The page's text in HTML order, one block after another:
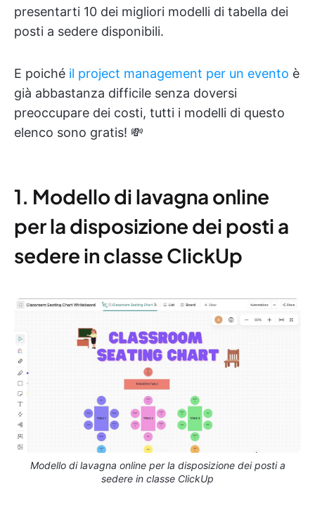
presentarti 10 dei migliori modelli di tabella dei
posti a sedere disponibili.
E poiché il project management per un evento è
già abbastanza difficile senza doversi
preoccupare dei costi, tutti i modelli di questo
elenco sono gratis! 💸
1. Modello di lavagna online
per la disposizione dei posti a
sedere in classe ClickUp
Modello di lavagna online per la disposizione dei posti a
sedere in classe ClickUp